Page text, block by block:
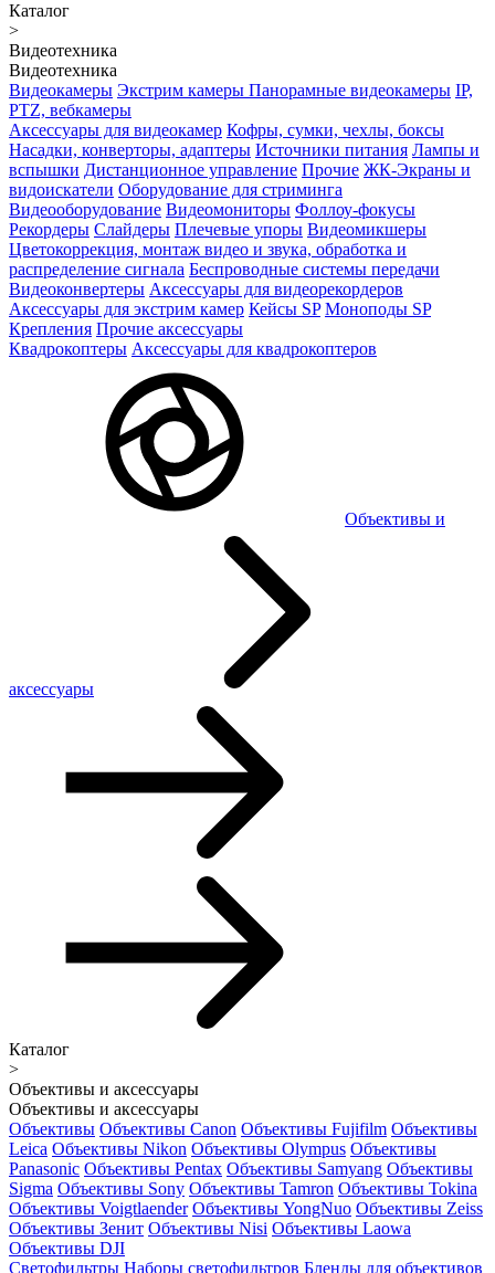
Каталог
>
Видеотехника
Видеотехника
Видеокамеры Экстрим камеры Панорамные видеокамеры IP,
PTZ, вебкамеры
Аксессуары для видеокамер Кофры, сумки, чехлы, боксы
Насадки, конверторы, адаптеры Источники питания Лампы и
вспышки Дистанционное управление Прочие ЖК-Экраны и
видоискатели Оборудование для стриминга
Видеооборудование Видеомониторы Фоллоу-фокусы
Рекордеры Слайдеры Плечевые упоры Видеомикшеры
Цветокоррекция, монтаж видео и звука, обработка и
распределение сигнала Беспроводные системы передачи
Видеоконвертеры Аксессуары для видеорекордеров
Аксессуары для экстрим камер Кейсы SP Моноподы SP
Крепления Прочие аксессуары
Квадрокоптеры Аксессуары для квадрокоптеров
Объективы и
аксессуары
Каталог
>
Объективы и аксессуары
Объективы и аксессуары
Объективы Объективы Canon Объективы Fujifilm Объективы
Leica Объективы Nikon Объективы Olympus Объективы
Panasonic Объективы Pentax Объективы Samyang Объективы
Sigma Объективы Sony Объективы Tamron Объективы Tokina
Объективы Voigtlaender Объективы YongNuo Объективы Zeiss
Объективы Зенит Объективы Nisi Объективы Laowa
Объективы DJI
Светофильтры Наборы светофильтров Бленды для объективов